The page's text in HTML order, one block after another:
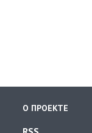
О ПРОЕКТЕ